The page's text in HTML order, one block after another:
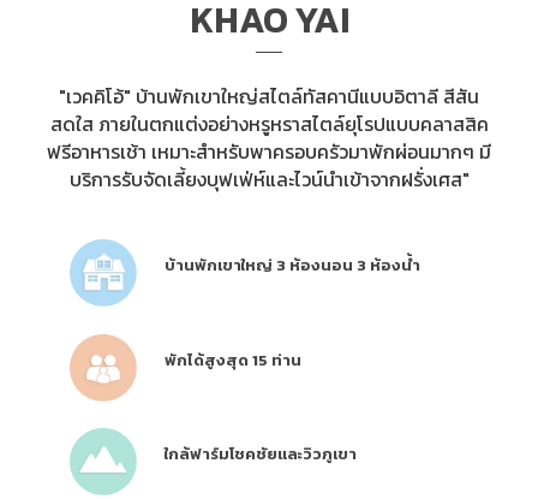
KHAO YAI
"เวคคิโอ้" บ้านพักเขาใหญ่สไตล์ทัสคานีแบบอิตาลี สีสัน
สดใส ภายในตกแต่งอย่างหรูหราสไตล์ยุโรปแบบคลาสสิค
ฟรีอาหารเช้า เหมาะสำหรับพาครอบครัวมาพักผ่อนมากๆ มี
บริการรับจัดเลี้ยงบุฟเฟ่ห์และไวน์นำเข้าจากฝรั่งเศส"
บ้านพักเขาใหญ่ 3 ห้องนอน 3 ห้องน้ำ
พักได้สูงสุด 15 ท่าน
ใกล้ฟาร์มโชคชัยและวิวภูเขา